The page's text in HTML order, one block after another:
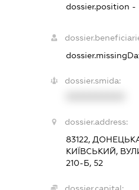
dossier.position -
dossier.smida:
dossier.address:
83122,
КИЇВСЬКИЙ,
210-Б, 52
dossier.capital: